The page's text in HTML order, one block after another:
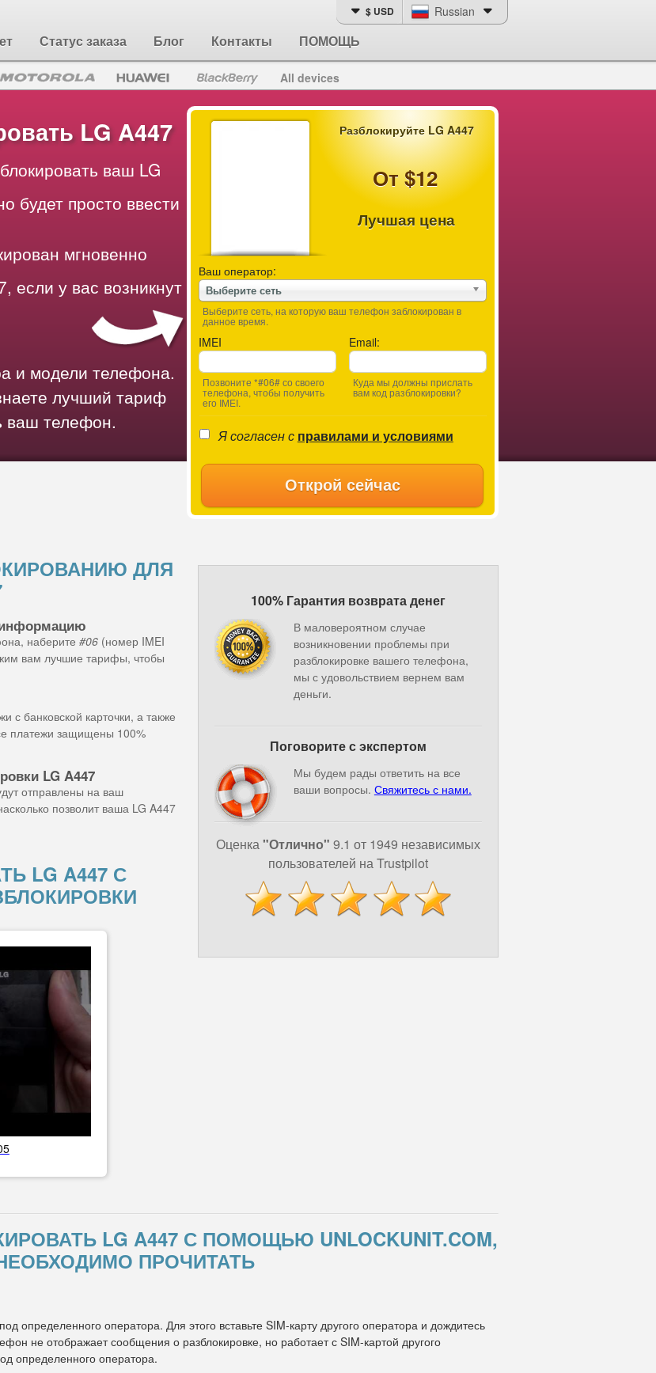
Статус заказа Блог Контакты ПОМОЩЬ
$ USD Russian
All devices
Разблокируйте LG A447
От $12
Лучшая цена
Ваш оператор:
Выберите сеть
Выберите сеть, на которую ваш телефон заблокирован в
данное время.
IMEI
Позвоните *#06# со своего
телефона, чтобы получить
его IMEI.
Email:
Куда мы должны прислать
вам код разблокировки?
Я согласен с правилами и условиями
Открой сейчас
LG A447
ваш LG
будет просто ввести
мгновенно
если у вас возникнут
и модели телефона.
лучший тариф
ваш телефон.
ДЛЯ
наберите #06 (номер IMEI
вам лучшие тарифы, чтобы
банковской карточки, а также
платежи защищены 100%
LG A447
отправлены на ваш
позволит ваша LG A447
LG A447 С
100% Гарантия возврата денег
В маловероятном случае
возникновении проблемы при
разблокировке вашего телефона,
мы с удовольствием вернем вам
деньги.
Поговорите с экспертом
Мы будем рады ответить на все
ваши вопросы. Свяжитесь с нами.
Оценка"Отлично" 9.1 от 1949 независимых
пользователей на Trustpilot
LG A447 С ПОМОЩЬЮ UNLOCKUNIT.COM,
ПРОЧИТАТЬ
определенного оператора. Для этого вставьте SIM-карту другого оператора и дождитесь
не отображает сообщения о разблокировке, но работает с SIM-картой другого
определенного оператора.